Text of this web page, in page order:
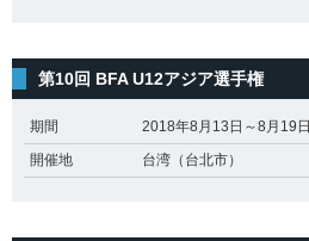
第10回 BFA U12アジア選手権
期間
2018年8月13日～8月19日
開催地
台湾（台北市）